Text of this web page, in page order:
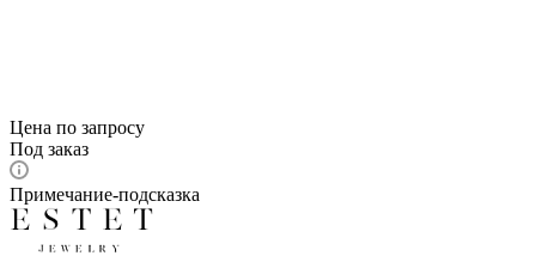
Цена по запросу
Под заказ
Примечание-подсказка